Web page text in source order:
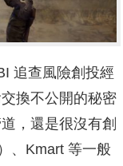
追查風險創投經
換不公開的秘密
，還是很沒有創
、Kmart 等一般